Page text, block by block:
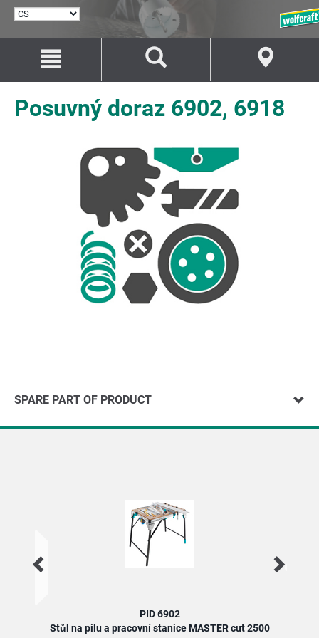
Obsah
Navigaci
Posuvný doraz 6902, 6918
SPARE PART OF PRODUCT
PID 6902
Stůl na pilu a pracovní stanice MASTER cut 2500